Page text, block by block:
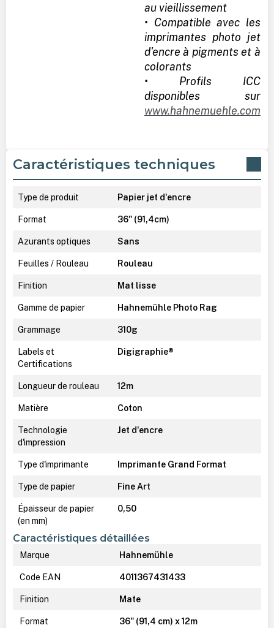
au vieillissement
• Compatible avec les
imprimantes photo jet
d'encre à pigments et à
colorants
• Profils ICC
disponibles sur
www.hahnemuehle.com
Caractéristiques techniques
Type de produit Papier jet d'encre
Format 36" (91,4cm)
Azurants optiques Sans
Feuilles / Rouleau Rouleau
Finition Mat lisse
Gamme de papier Hahnemühle Photo Rag
Grammage 310g
Labels et
Certifications
Digigraphie®
Longueur de rouleau 12m
Matière Coton
Technologie
d'impression
Jet d'encre
Type d'imprimante Imprimante Grand Format
Type de papier Fine Art
Épaisseur de papier
(en mm)
0,50
Caractéristiques détaillées
Marque Hahnemühle
Code EAN 4011367431433
Finition Mate
Format 36" (91,4 cm) x 12m